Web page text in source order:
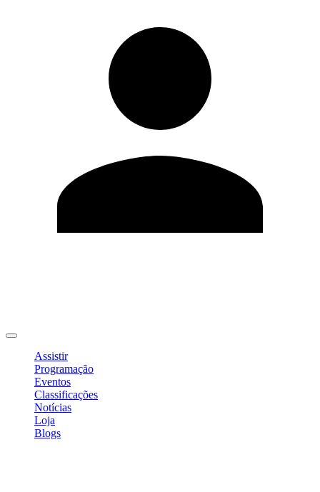
Assistir
Programação
Eventos
Classificações
Notícias
Loja
Blogs